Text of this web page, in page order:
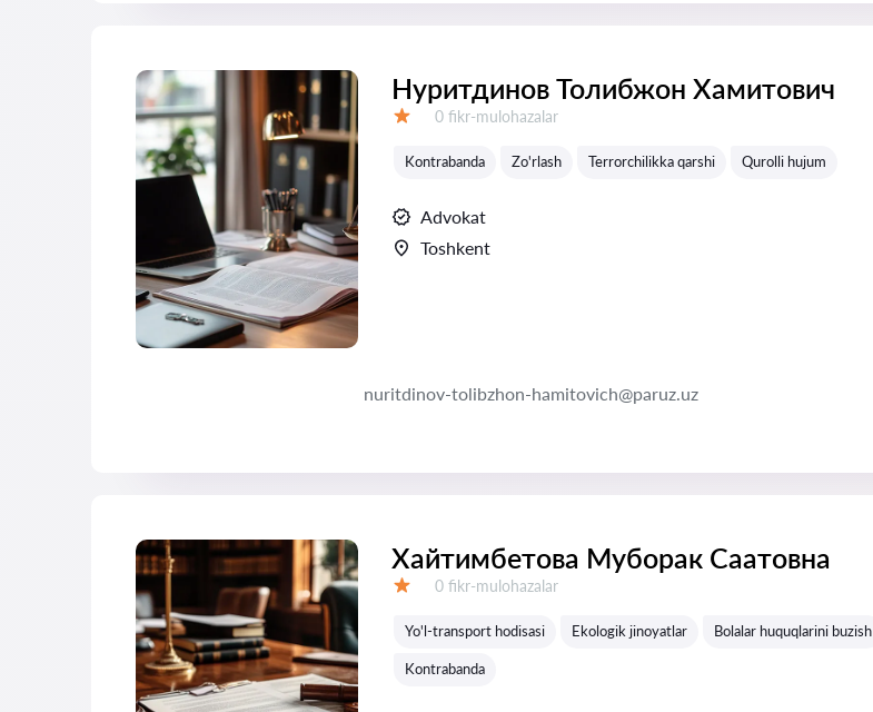
Нуритдинов Толибжон Хамитович
Fikrlar:
0 fikr-mulohazalar
Kontrabanda Zo'rlash Terrorchilikka qarshi Qurolli hujum
Advokat
Toshkent
nuritdinov-tolibzhon-hamitovich@paruz.uz
Хайтимбетова Муборак Саатовна
Fikrlar:
0 fikr-mulohazalar
Yo'l-transport hodisasi Ekologik jinoyatlar Bolalar huquqlarini buzish
Kontrabanda